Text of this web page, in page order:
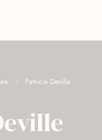
Patricia Deville